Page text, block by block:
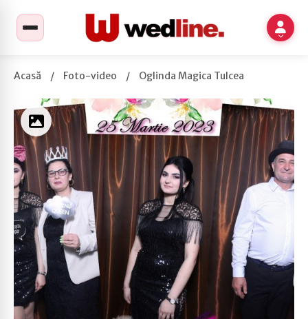
Acasă / Foto-video / Oglinda Magica Tulcea